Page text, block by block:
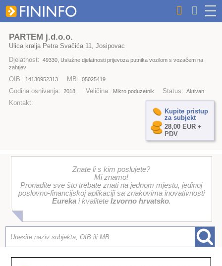
PARTEM j.d.o.o.
Ulica kralja Petra Svačića 11, Josipovac
Djelatnost: 49330, Uslužne djelatnosti prijevoza putnika vozilom s vozačem na
zahtjev
OIB: 14130952313 MB: 05025419
Godina osnivanja: 2018. Veličina: Mikro poduzetnik Status: Aktivan
Kontakt:
Kupite pristup
za subjekt
28,00 EUR +
PDV
Znate li s kim poslujete?
Mi znamo!
Pronađite sve što trebate znati na jednom mjestu, jedinoj
poslovno-financijskoj aplikaciji sa znakovima inovativnosti
Eurekai kvalitete Izvorno hrvatsko.